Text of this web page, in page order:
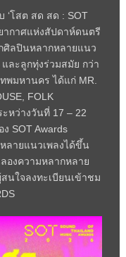
‘โสต สด สด : SOT
ากาศแห่งสัปดาห์ดนตรี
ศิลปินหลากหลายแนว
และลูกทุ่งร่วมสมัย กว่า
พมหานคร ได้แก่ MR.
FOLK
ะหว่างวันที่ 17 – 22
ง SOT Awards
ลายแนวเพลงได้ขึ้น
องความหลากหลาย
นใจลงทะเบียนเข้าชม